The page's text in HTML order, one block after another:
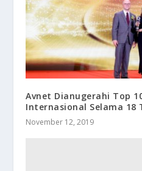
Avnet Dianugerahi Top
Internasional Selama
November 12, 2019